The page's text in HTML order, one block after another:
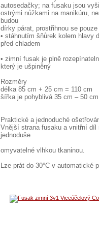
autosedačky; na fusaku jsou
ostrými nůžkami na manikúru,
budou
dírky párat, prostřihnou se
• stáhnutím šňůrek kolem hlavy
před chladem
• zimní fusak je plně
který je ušpiněný
Rozměry
délka 85 cm + 25 cm = 110 cm
šířka je pohyblivá 35 cm – 50 cm
Praktické a jednoduché
Vnější strana fusaku a vnitřní
jednoduše
omyvatelné vlhkou tkaninou.
Lze prát do 30°C v automatické